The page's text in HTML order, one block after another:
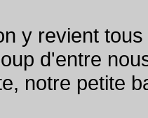
y revient
d'entre
notre petite